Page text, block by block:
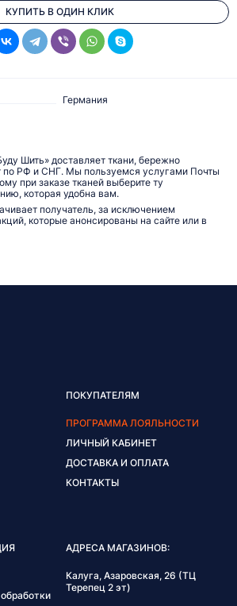
КУПИТЬ В ОДИН КЛИК
Германия
Шить» доставляет ткани, бережно
по РФ и СНГ. Мы пользуемся услугами Почты
при заказе тканей выберите ту
которая удобна вам.
получатель, за исключением
которые анонсированы на сайте или в
ПОКУПАТЕЛЯМ
ПРОГРАММА ЛОЯЛЬНОСТИ
ЛИЧНЫЙ КАБИНЕТ
ДОСТАВКА И ОПЛАТА
КОНТАКТЫ
АДРЕСА МАГАЗИНОВ:
Калуга, Азаровская, 26 (ТЦ
Терепец 2 эт)